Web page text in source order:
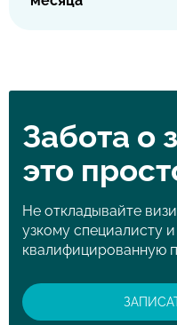
Забота о
это
Не откладывайте
узкому специалисту
квалифицированную